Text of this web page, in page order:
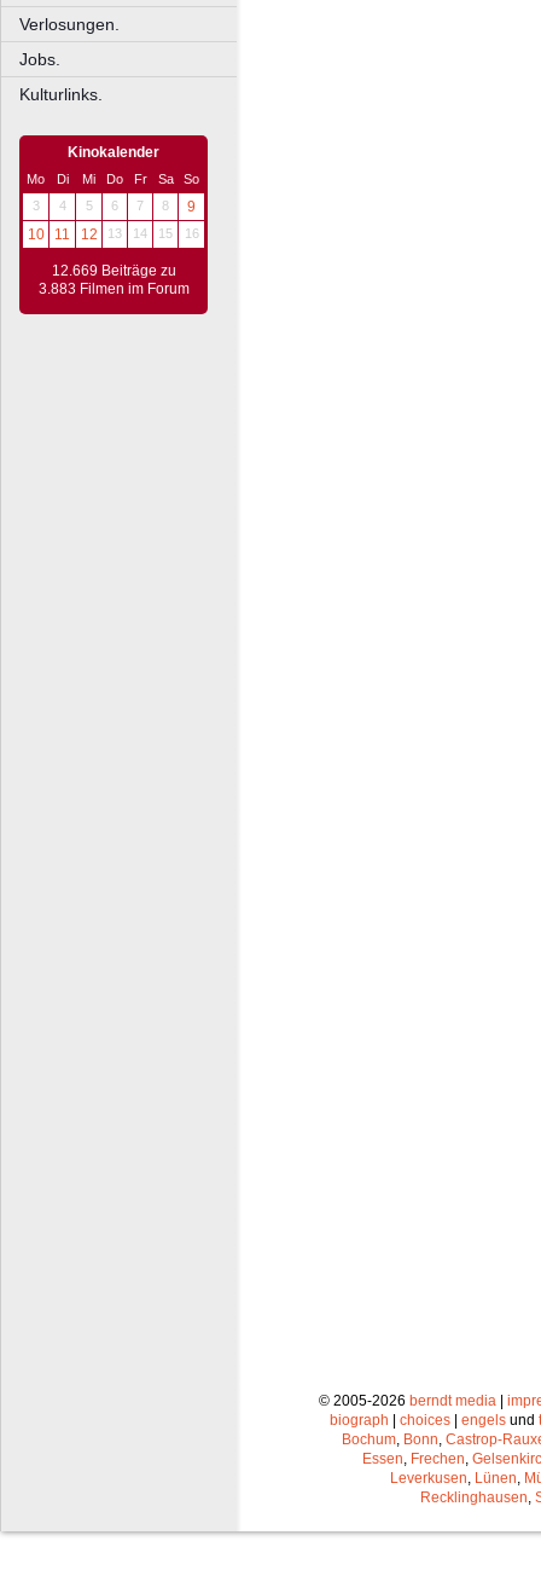
Verlosungen.
Jobs.
Kulturlinks.
Kinokalender
Mo Di Mi Do Fr Sa
So
3
4 5 6 7 8
9
10
11 12 13 14 15 16
12.669 Beiträge zu
3.883 Filmen im Forum
© 2005-2026 berndt media |
biograph | choices | engels und
Bochum Bonn Castrop-
Essen Frechen
Leverkusen Lünen
Recklinghausen